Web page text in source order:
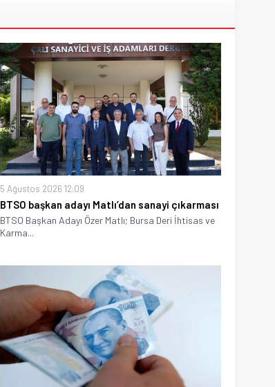
5 Ağustos 2026 12:09
BTSO başkan adayı Matlı’dan sanayi çıkarması
BTSO Başkan Adayı Özer Matlı; Bursa Deri İhtisas ve
Karma...